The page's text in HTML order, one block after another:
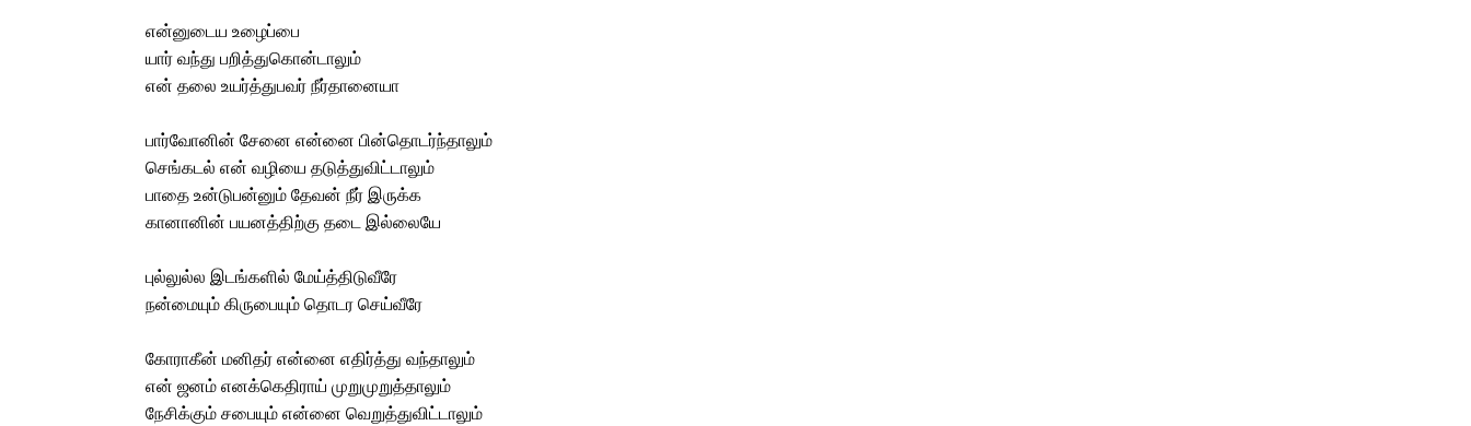
என்னுடைய உழைப்பை
யார் வந்து பறித்துகொன்டாலும்
என் தலை உயர்த்துபவர் நீர்தானையா
பார்வோனின் சேனை என்னை பின்தொடர்ந்தாலும்
செங்கடல் என் வழியை தடுத்துவிட்டாலும்
பாதை உன்டுபன்னும் தேவன் நீர் இருக்க
கானானின் பயனத்திற்கு தடை இல்லையே
புல்லுல்ல இடங்களில் மேய்த்திடுவீரே
நன்மையும் கிருபையும் தொடர செய்வீரே
கோராகீன் மனிதர் என்னை எதிர்த்து வந்தாலும்
என் ஜனம் எனக்கெதிராய் முறுமுறுத்தாலும்
நேசிக்கும் சபையும் என்னை வெறுத்துவிட்டாலும்